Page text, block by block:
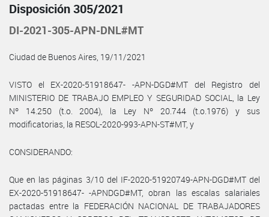
Disposición 305/2021
DI-2021-305-APN-DNL#MT
Ciudad de Buenos Aires, 19/11/2021
VISTO el EX-2020-51918647- -APN-DGD#MT del Registro del
MINISTERIO DE TRABAJO EMPLEO Y SEGURIDAD SOCIAL, la Ley
Nº 14.250 (t.o. 2004), la Ley Nº 20.744 (t.o.1976) y sus
modificatorias, la RESOL-2020-993-APN-ST#MT, y
CONSIDERANDO:
Que en las páginas 3/10 del IF-2020-51920749-APN-DGD#MT del
EX-2020-51918647- -APNDGD#MT, obran las escalas salariales
pactadas entre la FEDERACIÓN NACIONAL DE TRABAJADORES